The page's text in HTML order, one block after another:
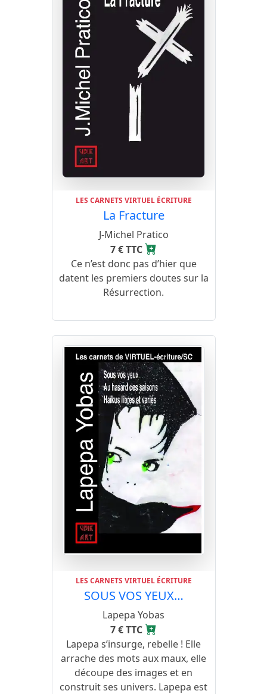
LES CARNETS VIRTUEL ÉCRITURE
La Fracture
J-Michel Pratico
7 € TTC
Ce n’est donc pas d’hier que
datent les premiers doutes sur la
Résurrection.
LES CARNETS VIRTUEL ÉCRITURE
SOUS VOS YEUX…
Lapepa Yobas
7 € TTC
Lapepa s’insurge, rebelle ! Elle
arrache des mots aux maux, elle
découpe des images et en
construit ses univers. Lapepa est